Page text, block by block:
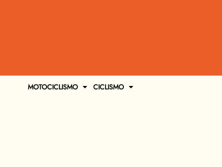
MOTOCICLISMO CICLISMO